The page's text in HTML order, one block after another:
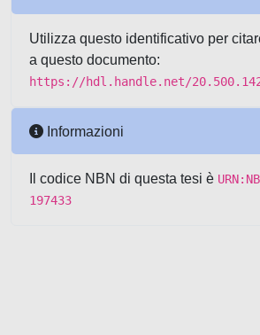
Utilizza questo identificativo per
a questo documento:
https://hdl.handle.net/
Informazioni
Il codice NBN di questa tesi è
197433